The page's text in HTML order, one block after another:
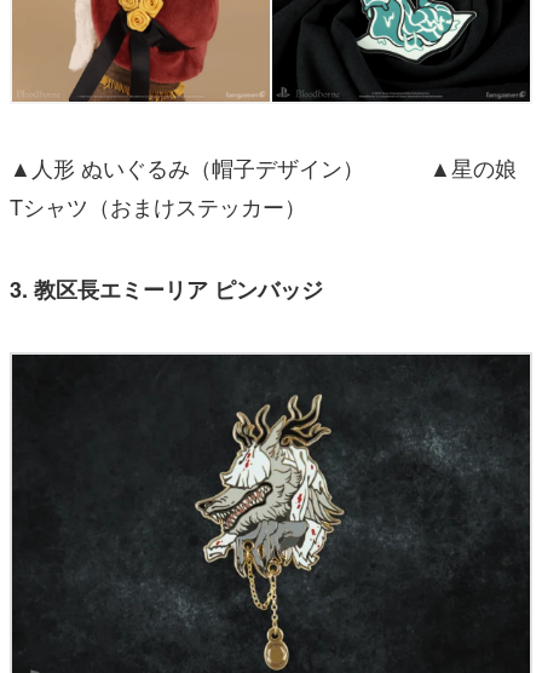
▲人形 ぬいぐるみ（帽子デザイン） ▲星の娘
Tシャツ（おまけステッカー）
3. 教区長エミーリア ピンバッジ